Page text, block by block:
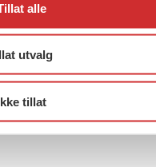
alle
utvalg
tillat